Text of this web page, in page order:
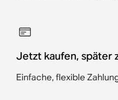
Jetzt kaufen, später
Einfache, flexible